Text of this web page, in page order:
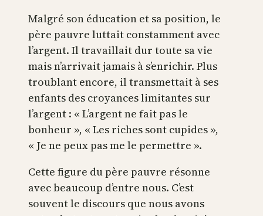
Malgré son éducation et sa position, le
père pauvre luttait constamment avec
l’argent. Il travaillait dur toute sa vie
mais n’arrivait jamais à s’enrichir. Plus
troublant encore, il transmettait à ses
enfants des croyances limitantes sur
l’argent : « L’argent ne fait pas le
bonheur », « Les riches sont cupides »,
« Je ne peux pas me le permettre ».
Cette figure du père pauvre résonne
avec beaucoup d’entre nous. C’est
souvent le discours que nous avons